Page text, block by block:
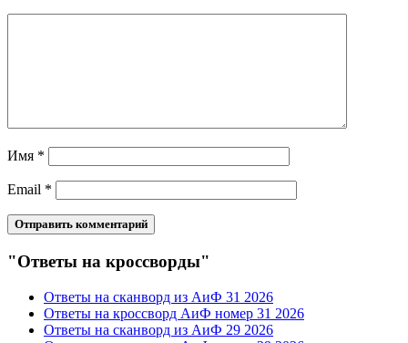
Имя *
Email *
"Ответы на кроссворды"
Ответы на сканворд из АиФ 31 2026
Ответы на кроссворд АиФ номер 31 2026
Ответы на сканворд из АиФ 29 2026